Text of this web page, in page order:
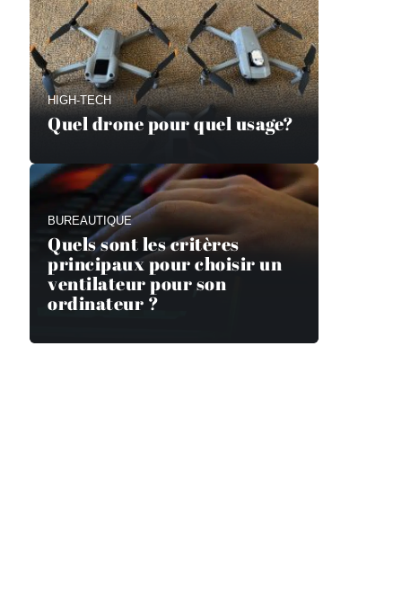
HIGH-TECH
Quel drone pour quel usage?
BUREAUTIQUE
Quels sont les critères
principaux pour choisir un
ventilateur pour son
ordinateur ?